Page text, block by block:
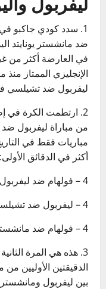
1. سدد كودي جاكبو
ضد مانشستر يونايتد
في العارضة أكثر من
ليفربول ضد تشيلسي في
من مباراة ليفربول
أكثر في الدقائق الأولى:
4 – فولهام ضد ليفربول – أبريل 2009
4 – ليفربول ضد تشيلسي – مايو 2012
4 – فولهام ضد مانشستر يونايتد – فبراير 2013.
3. هذه هي المرة
الدقيقتين الأوليين من
بين ليفربول